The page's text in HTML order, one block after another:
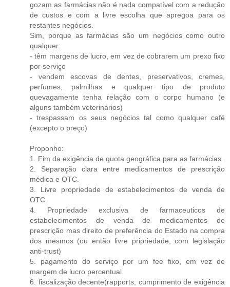
gozam as farmácias não é nada compatível com a redução
de custos e com a livre escolha que apregoa para os
restantes negócios.
Sim, porque as farmácias são um negócios como outro
qualquer:
- têm margens de lucro, em vez de cobrarem um prexo fixo
por serviço
- vendem escovas de dentes, preservativos, cremes,
perfumes, palmilhas e qualquer tipo de produto
quevagamente tenha relação com o corpo humano (e
alguns também veterinários)
- trespassam os seus negócios tal como qualquer café
(excepto o preço)
Proponho:
1. Fim da exigência de quota geográfica para as farmácias.
2. Separação clara entre medicamentos de prescrição
médica e OTC.
3. Livre propriedade de estabelecimentos de venda de
OTC.
4. Propriedade exclusiva de farmaceuticos de
estabelecimentos de venda de medicamentos de
prescrição mas direito de preferência do Estado na compra
dos mesmos (ou então livre pripriedade, com legislação
anti-trust)
5. pagamento do serviço por um fee fixo, em vez de
margem de lucro percentual.
6. fiscalização decente(rapports, cumprimento de exigência